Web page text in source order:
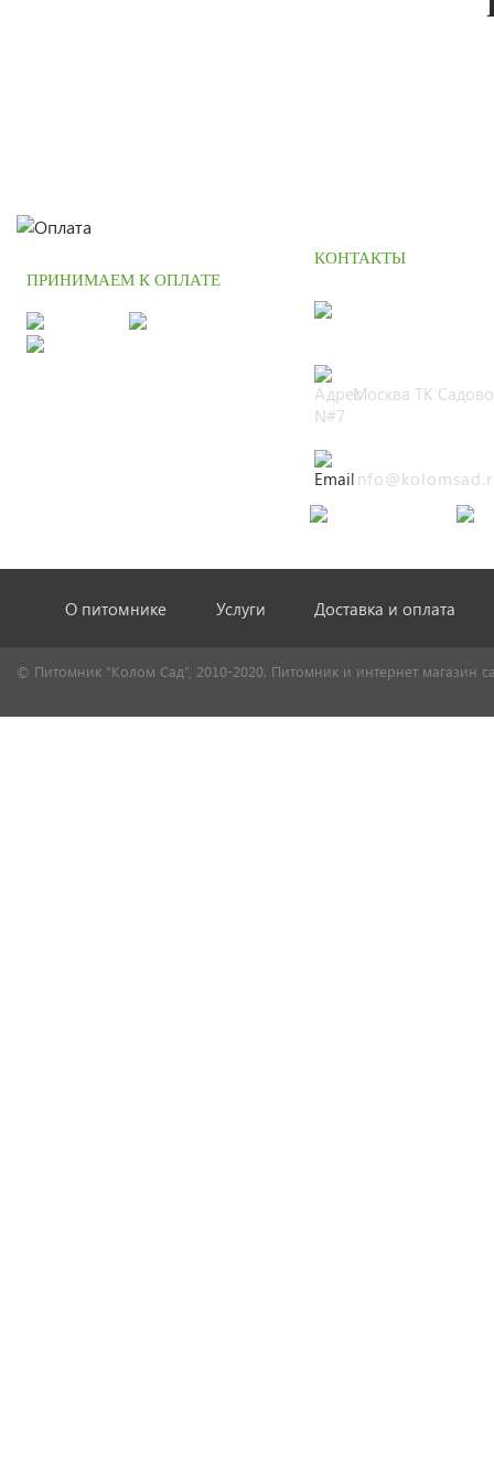
ПРИНИМАЕМ К ОПЛАТЕ
КОНТАКТЫ
Москва ТК
N#7
О питомнике Услуги Доставка и оплата
© Питомник “Колом Сад”, 2010-2020. Питомник и интернет магазин